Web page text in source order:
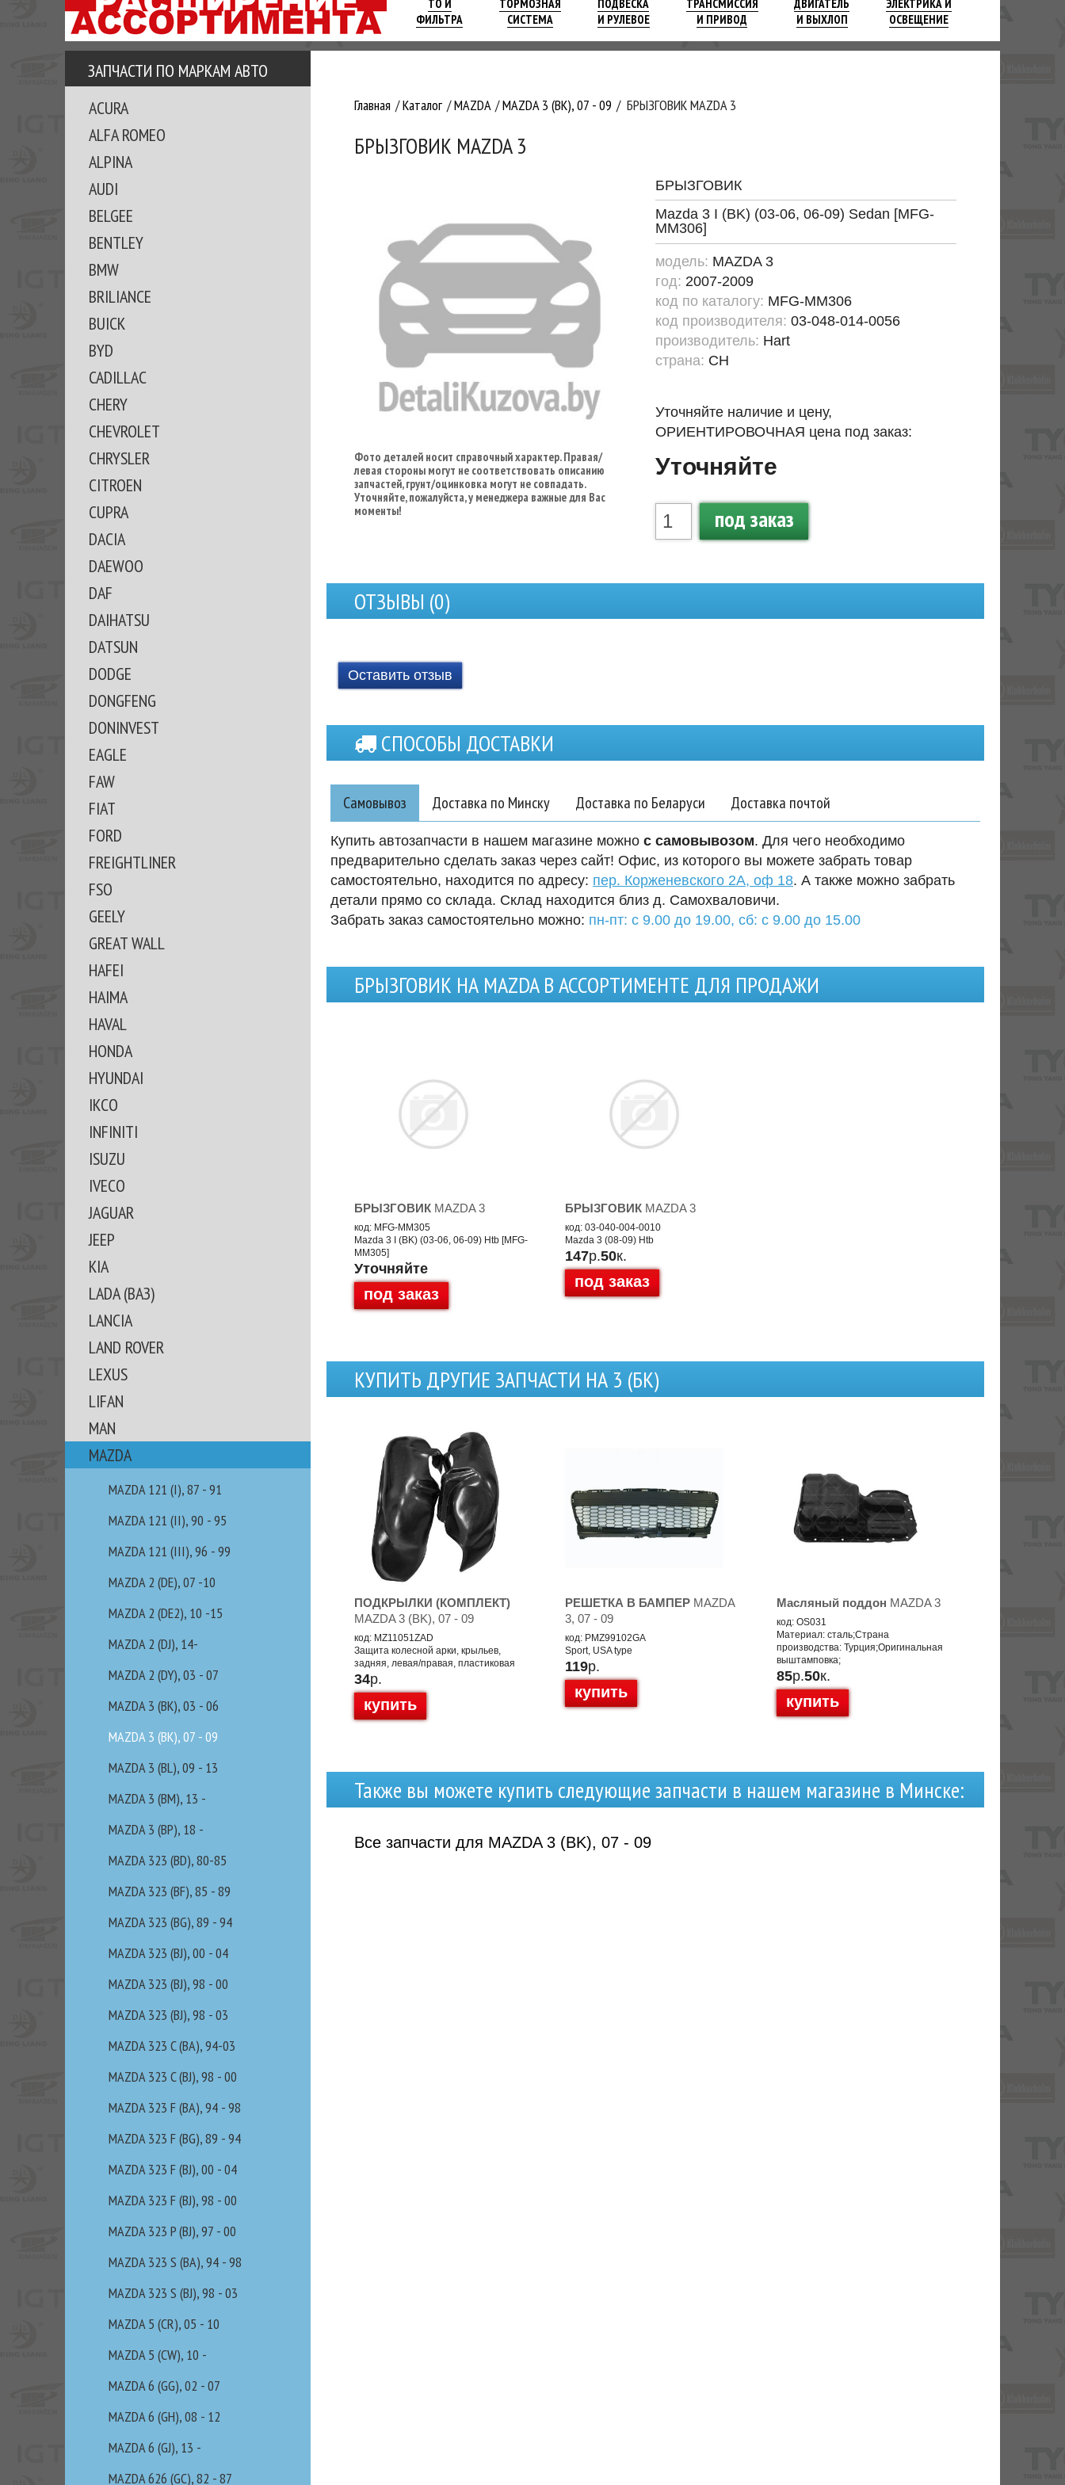
ТО И
ФИЛЬТРА
ТОРМОЗНАЯ
СИСТЕМА
ПОДВЕСКА
И РУЛЕВОЕ
ТРАНСМИССИЯ
И ПРИВОД
ДВИГАТЕЛЬ
И ВЫХЛОП
ЭЛЕКТРИКА И
ОСВЕЩЕНИЕ
ЗАПЧАСТИ ПО МАРКАМ АВТО
ACURA
ALFA ROMEO
ALPINA
AUDI
BELGEE
BENTLEY
BMW
BRILIANCE
BUICK
BYD
CADILLAC
CHERY
CHEVROLET
CHRYSLER
CITROEN
CUPRA
DACIA
DAEWOO
DAF
DAIHATSU
DATSUN
DODGE
DONGFENG
DONINVEST
EAGLE
FAW
FIAT
FORD
FREIGHTLINER
FSO
GEELY
GREAT WALL
HAFEI
HAIMA
HAVAL
HONDA
HYUNDAI
IKCO
INFINITI
ISUZU
IVECO
JAGUAR
JEEP
KIA
LADA (ВАЗ)
LANCIA
LAND ROVER
LEXUS
LIFAN
MAN
MAZDA
MAZDA 121 (I), 87 - 91
MAZDA 121 (II), 90 - 95
MAZDA 121 (III), 96 - 99
MAZDA 2 (DE), 07 -10
MAZDA 2 (DE2), 10 -15
MAZDA 2 (DJ), 14-
MAZDA 2 (DY), 03 - 07
MAZDA 3 (BK), 03 - 06
MAZDA 3 (BK), 07 - 09
MAZDA 3 (BL), 09 - 13
MAZDA 3 (BM), 13 -
MAZDA 3 (BP), 18 -
MAZDA 323 (BD), 80-85
MAZDA 323 (BF), 85 - 89
MAZDA 323 (BG), 89 - 94
MAZDA 323 (BJ), 00 - 04
MAZDA 323 (BJ), 98 - 00
MAZDA 323 (BJ), 98 - 03
MAZDA 323 C (BA), 94-03
MAZDA 323 C (BJ), 98 - 00
MAZDA 323 F (BA), 94 - 98
MAZDA 323 F (BG), 89 - 94
MAZDA 323 F (BJ), 00 - 04
MAZDA 323 F (BJ), 98 - 00
MAZDA 323 P (BJ), 97 - 00
MAZDA 323 S (BA), 94 - 98
MAZDA 323 S (BJ), 98 - 03
MAZDA 5 (CR), 05 - 10
MAZDA 5 (CW), 10 -
MAZDA 6 (GG), 02 - 07
MAZDA 6 (GH), 08 - 12
MAZDA 6 (GJ), 13 -
MAZDA 626 (GC), 82 - 87
Главная Каталог MAZDA MAZDA 3 (BK), 07 - 09 БРЫЗГОВИК MAZDA 3
БРЫЗГОВИК MAZDA 3
Фото деталей носит справочный характер. Правая/
левая стороны могут не соответствовать описанию
запчастей, грунт/оцинковка могут не совпадать.
Уточняйте, пожалуйста, у менеджера важные для Вас
моменты!
БРЫЗГОВИК
Mazda 3 I (BK) (03-06, 06-09) Sedan [MFG-
MM306]
модель: MAZDA 3
год: 2007-2009
код по каталогу: MFG-MM306
код производителя: 03-048-014-0056
производитель: Hart
страна: CH
Уточняйте наличие и цену,
ОРИЕНТИРОВОЧНАЯ цена под заказ:
Уточняйте
под заказ
ОТЗЫВЫ (0)
Оставить отзыв
СПОСОБЫ ДОСТАВКИ
Самовывоз Доставка по Минску Доставка по Беларуси Доставка почтой
Купить автозапчасти в нашем магазине можно с самовывозом. Для чего необходимо
предварительно сделать заказ через сайт! Офис, из которого вы можете забрать товар
самостоятельно, находится по адресу: пер. Корженевского 2А, оф 18. А также можно забрать
детали прямо со склада. Склад находится близ д. Самохваловичи.
Забрать заказ самостоятельно можно: пн-пт: с 9.00 до 19.00, сб: с 9.00 до 15.00
БРЫЗГОВИК НА MAZDA В АССОРТИМЕНТЕ ДЛЯ ПРОДАЖИ
БРЫЗГОВИК MAZDA 3
код: MFG-MM305
Mazda 3 I (BK) (03-06, 06-09) Htb [MFG-
MM305]
Уточняйте
под заказ
БРЫЗГОВИК MAZDA 3
код: 03-040-004-0010
Mazda 3 (08-09) Htb
147р.50к.
под заказ
КУПИТЬ ДРУГИЕ ЗАПЧАСТИ НА 3 (БК)
ПОДКРЫЛКИ (КОМПЛЕКТ)
MAZDA 3 (BK), 07 - 09
код: MZ11051ZAD
Защита колесной арки, крыльев,
задняя, левая/правая, пластиковая
34р.
купить
РЕШЕТКА В БАМПЕР MAZDA
3, 07 - 09
код: PMZ99102GA
Sport, USA type
119р.
купить
Масляный поддон MAZDA 3
код: OS031
Материал: сталь;Страна
производства: Турция;Оригинальная
выштамповка;
85р.50к.
купить
Также вы можете купить следующие запчасти в нашем магазине в Минске:
Все запчасти для MAZDA 3 (BK), 07 - 09